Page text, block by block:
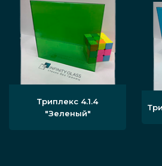
Триплекс 4.1.4
"Зеленый"